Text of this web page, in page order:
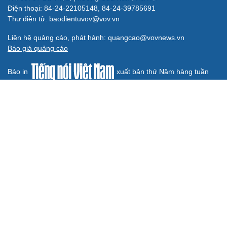
Điện thoại: 84-24-22105148, 84-24-39785691
Thư điện tử: baodientuvov@vov.vn
Liên hệ quảng cáo, phát hành: quangcao@vovnews.vn
Báo giá quảng cáo
Báo in xuất bản thứ Năm hàng tuần